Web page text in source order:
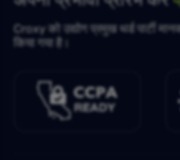
Croxy को उद्योग प्रमुख थर्ड पार्टी
किया गया है।